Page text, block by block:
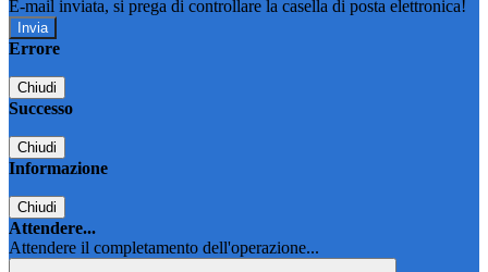
E-mail inviata, si prega di controllare la casella di posta elettronica!
Errore
Chiudi
Successo
Chiudi
Informazione
Chiudi
Attendere...
Attendere il completamento dell'operazione...